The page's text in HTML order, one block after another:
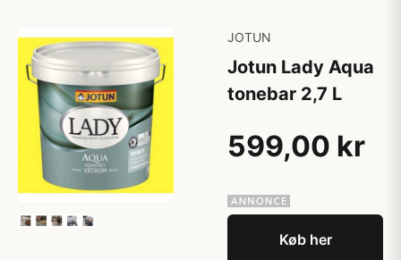
JOTUN
Jotun Lady Aqua
tonebar 2,7 L
599,00 kr
Køb her